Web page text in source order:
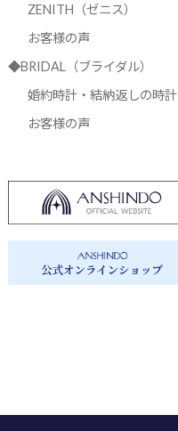
ZENITH（ゼニス）
お客様の声
◆BRIDAL（ブライダル）
婚約時計・結納返しの時計
お客様の声